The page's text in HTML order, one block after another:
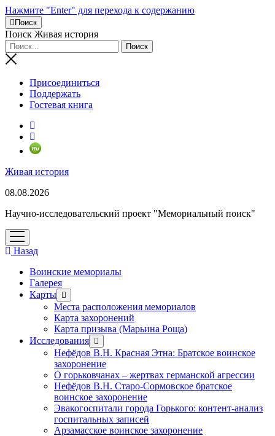
Нажмите "Enter" для перехода к содержанию
Поиск
Поиск Живая история
Присоединиться
Поддержать
Гостевая книга
RuTube
Живая история
08.08.2026
Научно-исследовательский проект "Мемориальный поиск"
открыть
меню
Назад
Воинские мемориалы
Галерея
Карты открыть
меню
Места расположения мемориалов
Карта захоронений
Карта призыва (Марьина Роща)
Исследования открыть
меню
Нефёдов В.Н. Красная Этна: Братское воинское
захоронение
О горьковчанах – жертвах германской агрессии
Нефёдов В.Н. Старо-Сормовское братское
воинское захоронение
Эвакогоспитали города Горького: контент-анализ
госпитальных записей
Арзамасское воинское захоронение